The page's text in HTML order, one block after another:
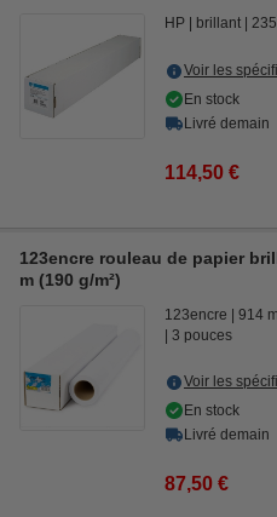
HP brillant
Voir les
En stock
Livré demain
114,50 €
123encre rouleau de papier
m (190 g/m²)
123encre 914
3 pouces
Voir les
En stock
Livré demain
87,50 €